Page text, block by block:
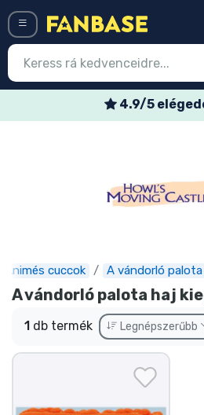
4.9/5
Animés cuccok A vándorló
A vándorló palota haj
1 db termék Legnépszerűbb
Legújabb cuccok
Előrendelhető cuccok
Outlet cuccok
Ajándékkártya
Szállítás és fizetés